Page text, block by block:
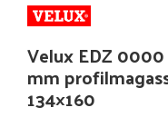
Velux EDZ
mm
134×160